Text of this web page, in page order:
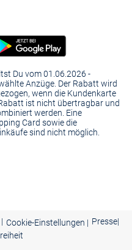
Du vom 01.06.2026 -
Anzüge. Der Rabatt wird
wenn die Kundenkarte
ist nicht übertragbar und
werden. Eine
Card sowie die
sind nicht möglich.
| Cookie-Einstellungen | Presse|